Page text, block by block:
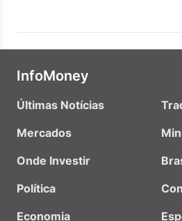
InfoMoney
Últimas Notícias
Mercados
Onde Investir
Política
Economia